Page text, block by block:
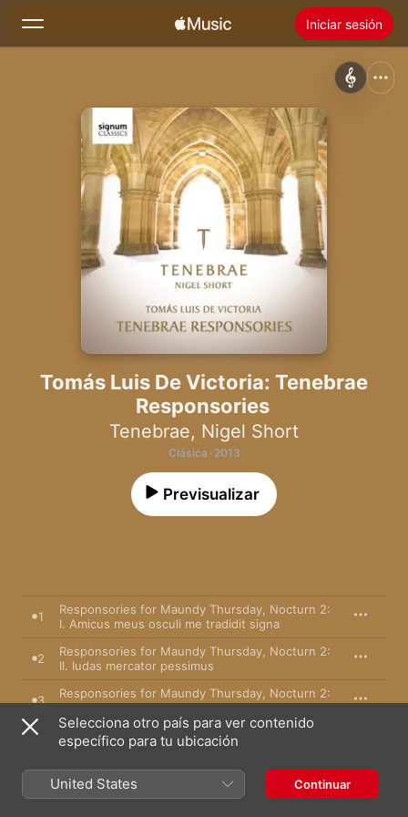
Iniciar sesión
Novedades
Radio
Instalar Apple Music
Tomás Luis De Victoria: Tenebrae
Responsories
Tenebrae, Nigel Short
Clásica · 2013
Previsualizar
1
Responsories for Maundy Thursday, Nocturn 2:
I. Amicus meus osculi me tradidit signa
2
Responsories for Maundy Thursday, Nocturn 2:
II. Iudas mercator pessimus
3
Responsories for Maundy Thursday, Nocturn 2:
III. Unus ex discipulis meis tradet me hodie
Responsories for Maundy Thursday, Nocturn 3:
I. Eram quasi agnus innocens
Responsories for Maundy Thursday, Nocturn 3:
II. Una hora non potuistis vigilare mecum
Selecciona otro país para ver contenido
específico para tu ubicación
United States Continuar